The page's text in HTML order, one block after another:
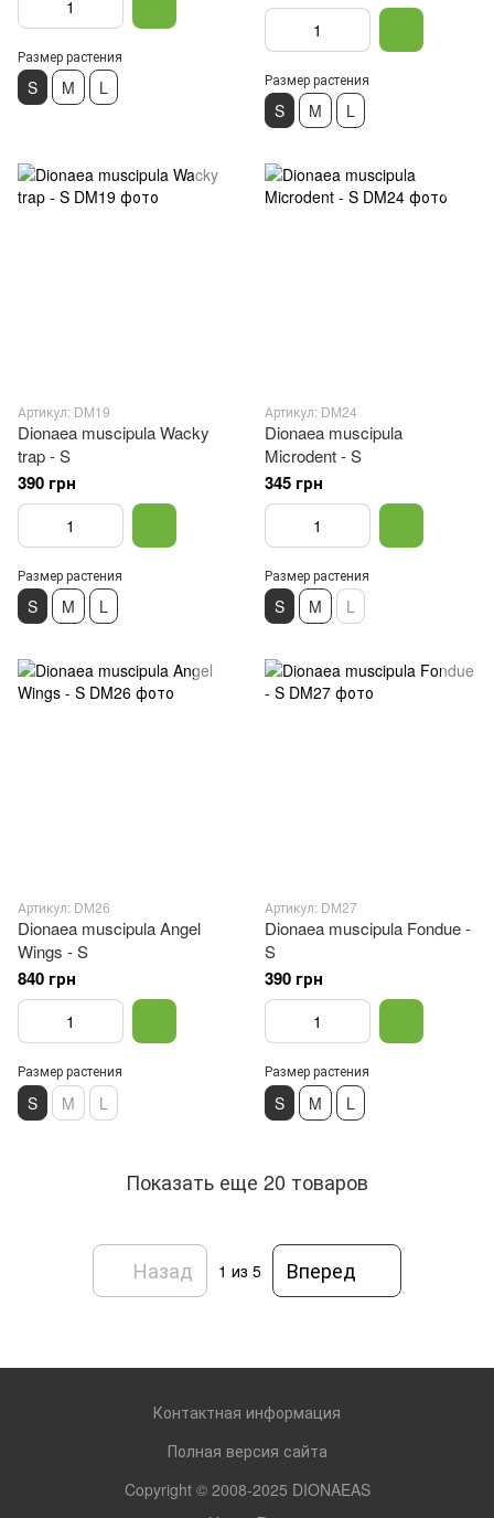
Размер растения
S M L Размер растения
S M L
Артикул: DM19
Dionaea muscipula Wacky
trap - S
390 грн
Размер растения
S M L
Артикул: DM24
Dionaea muscipula
Microdent - S
345 грн
Размер растения
S M L
Артикул: DM26
Dionaea muscipula Angel
Wings - S
840 грн
Размер растения
S M L
Артикул: DM27
Dionaea muscipula Fondue -
S
390 грн
Размер растения
S M L
Показать еще 20 товаров
Назад 1 из 5 Вперед
Контактная информация
Полная версия сайта
Copyright © 2008-2025 DIONAEAS